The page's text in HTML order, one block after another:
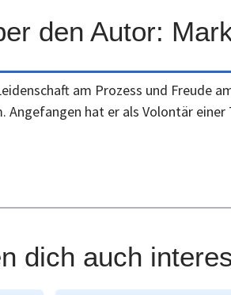
den Autor:
am Prozess und Freude
Angefangen hat er als Volontär
dich auch